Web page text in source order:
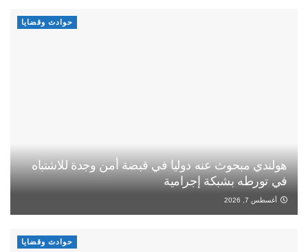
حوادث وقضايا
هولندي مبحوث عنه دوليا في قبضة أمن وجدة للاشتباه
في تورطه بشبكة إجرامية
أغسطس 7, 2026
حوادث وقضايا